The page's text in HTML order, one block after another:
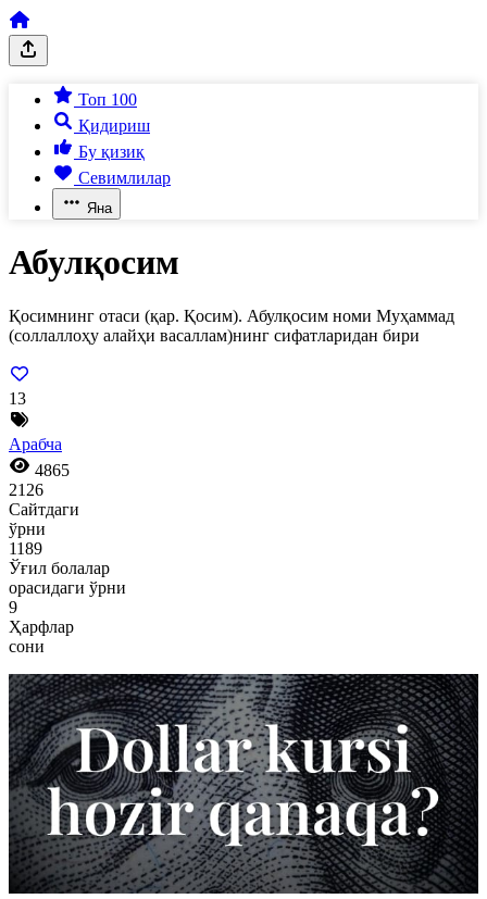
Топ 100
Қидириш
Бу қизиқ
Севимлилар
Яна
Абулқосим
Қосимнинг отаси (қар. Қосим). Абулқосим номи Муҳаммад
(соллаллоҳу алайҳи васаллам)нинг сифатларидан бири
13
Арабча
4865
2126
Сайтдаги
ўрни
1189
Ўғил болалар
орасидаги ўрни
9
Ҳарфлар
сони